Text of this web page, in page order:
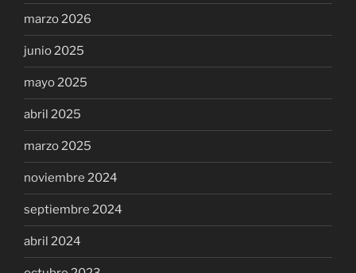
marzo 2026
junio 2025
mayo 2025
abril 2025
marzo 2025
noviembre 2024
septiembre 2024
abril 2024